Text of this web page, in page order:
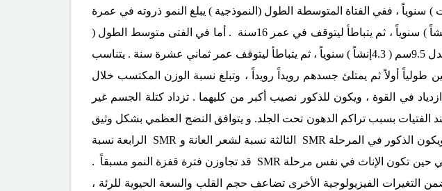
في هذه المرحلة ليتجاوز معدل اليفع ( ما قبل البلوغ ) بمقدار 6-7سم ( 3 إنشات ) سنوياً ، ففي الفتاة المتوسطة الطول (النموذجية ) يبلغ النمو ذروته في عمرة
11.5سنة ( قفزة النمو ) وذلك بازدياد أعظمي في سرعة النمو الطولي بمقدار 8.3سم ( 3.8إنشاً ) سنوياً ، ثم يتباطأ ليتوقف في عمر 16سنة . أما في الفتى متوسط الطول (
النموذجي ) فيبلغ النمو ذروته في عمر أكثر تأخراً ، فتكون قفزة النمو في عمر 13.5 سنة بمعدل 9.5سم ( 4.3إنشاً ) سنوياً ، ثم يتباطأ ليتوقف عمر ثماني عشرة سنة . يتناسب
أولاً ثم يمتلئ جسدهم رويداً رويداً ، وتبلغ نسبة الوزن المكتسب خلال
عدة أشهر ازدياد في القوة ، ويكون للذكور نصيب أكبر من كليهما . تزداد كتلة الجسم غير
من حوالي 80% عند الطفل اليافع وسطيً إلى 90% عند الفتيان وتتناقص إلى 75%عند الفتيات بسبب تراكم الدهون تحت الجلد. و يتوافق النضج العظمي بشكل وثيق
الذكور في المرحلة SMR الثالثة نسبة لشعر العانة و SMR
الرابعة نسبة
حين تكون الإناث في نفس مرحلة SMR قد تجاوزن فترة قفزة النمو مسبقاً .
التغيرات الفيزيولوجية الأخرى تضاعف حجم القلب والسعة الحيوية للرئة ،